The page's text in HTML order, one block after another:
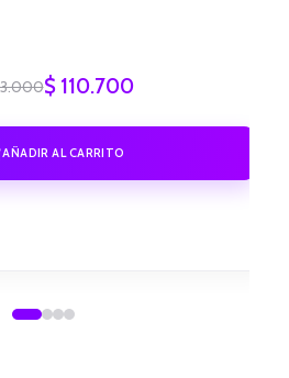
$110.700
AÑADIR AL CARRITO